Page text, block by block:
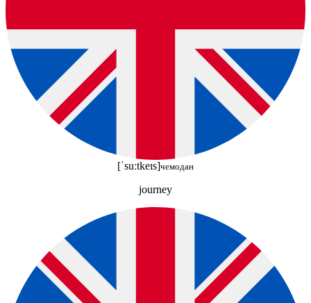
[ˈsuːtkeɪs]чемодан
journey